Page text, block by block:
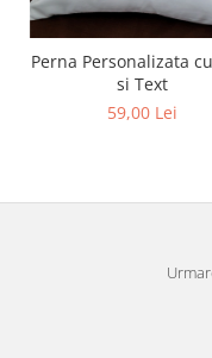
Perna Personalizata
si Text
59,00 Lei